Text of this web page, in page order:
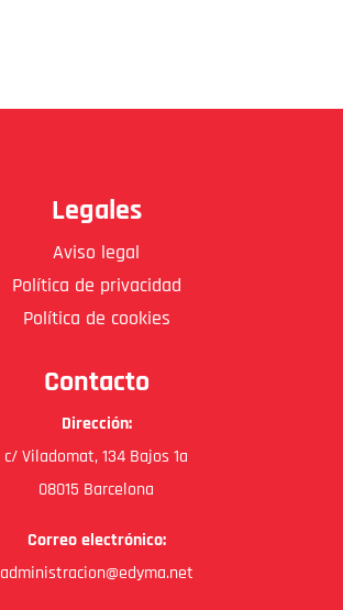
Legales
Aviso legal
Política de privacidad
Política de cookies
Contacto
Dirección:
c/ Viladomat, 134 Bajos 1a
08015 Barcelona
Correo electrónico:
administracion@edyma.net